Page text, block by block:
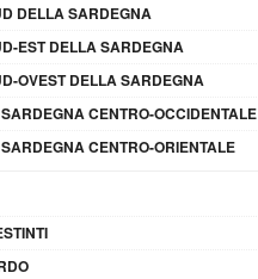
DELLA SARDEGNA
EST DELLA SARDEGNA
OVEST DELLA SARDEGNA
CENTRO-OCCIDENTALE
CENTRO-ORIENTALE